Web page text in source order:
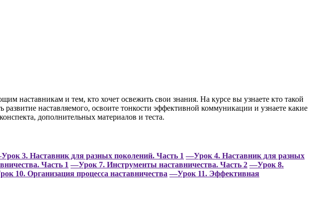
наставникам и тем, кто хочет освежить свои знания. На курсе вы узнаете кто такой
наставляемого, освоите тонкости эффективной коммуникации и узнаете какие
дополнительных материалов и теста.
3. Наставник для разных поколений. Часть 1 —Урок 4. Наставник для разных
Часть 1 —Урок 7. Инструменты наставничества. Часть 2 —Урок 8.
10. Организация процесса наставничества —Урок 11. Эффективная